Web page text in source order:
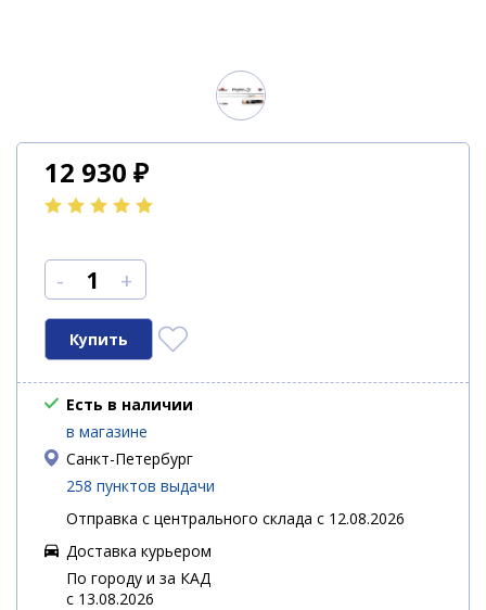
12 930 ₽
- +
Есть в наличии
в магазине
Санкт-Петербург
258 пунктов выдачи
Отправка с центрального склада с 12.08.2026
Доставка курьером
По городу и за КАД
c 13.08.2026